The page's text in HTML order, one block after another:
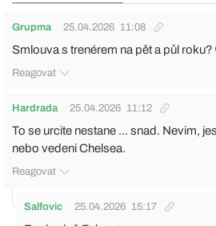
Grupma 25.04.2026 11:08
Smlouva s trenérem na pět a půl roku?
Reagovat
Hardrada 25.04.2026 11:12
To se urcite nestane ... snad. Nevim,
nebo vedeni Chelsea.
Reagovat
Salfovic 25.04.2026 15:17